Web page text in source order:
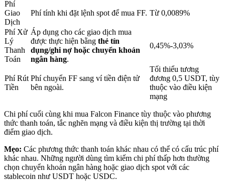
Khoản vay
Dịch vụ vay được hỗ trợ bằng tiền điện tử
Đầu tư cố định và quản lý tài chính
Phí
Giao
Dịch
Phí tính khi đặt lệnh spot để mua FF. Từ 0,0089%
Phí Xử
Lý
Thanh
Toán
Áp dụng cho các giao dịch mua
được thực hiện bằng thẻ tín
dụng/ghi nợ hoặc chuyển khoản
ngân hàng.
0,45%-3,03%
Phí Rút
Tiền
Phí chuyển FF sang ví tiền điện tử
bên ngoài.
Tối thiểu tương
đương 0,5 USDT, tùy
thuộc vào điều kiện
mạng
Chi phí cuối cùng khi mua Falcon Finance tùy thuộc vào phương
thức thanh toán, tắc nghẽn mạng và điều kiện thị trường tại thời
điểm giao dịch.
Mẹo: Các phương thức thanh toán khác nhau có thể có cấu trúc phí
khác nhau. Những người dùng tìm kiếm chi phí thấp hơn thường
chọn chuyển khoản ngân hàng hoặc giao dịch spot với các
stablecoin như USDT hoặc USDC.